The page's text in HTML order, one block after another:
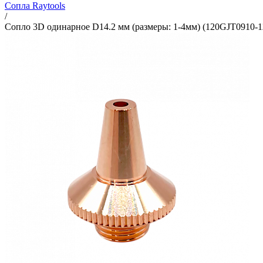
Сопла Raytools
/
Сопло 3D одинарное D14.2 мм (размеры: 1-4мм) (120GJT0910-